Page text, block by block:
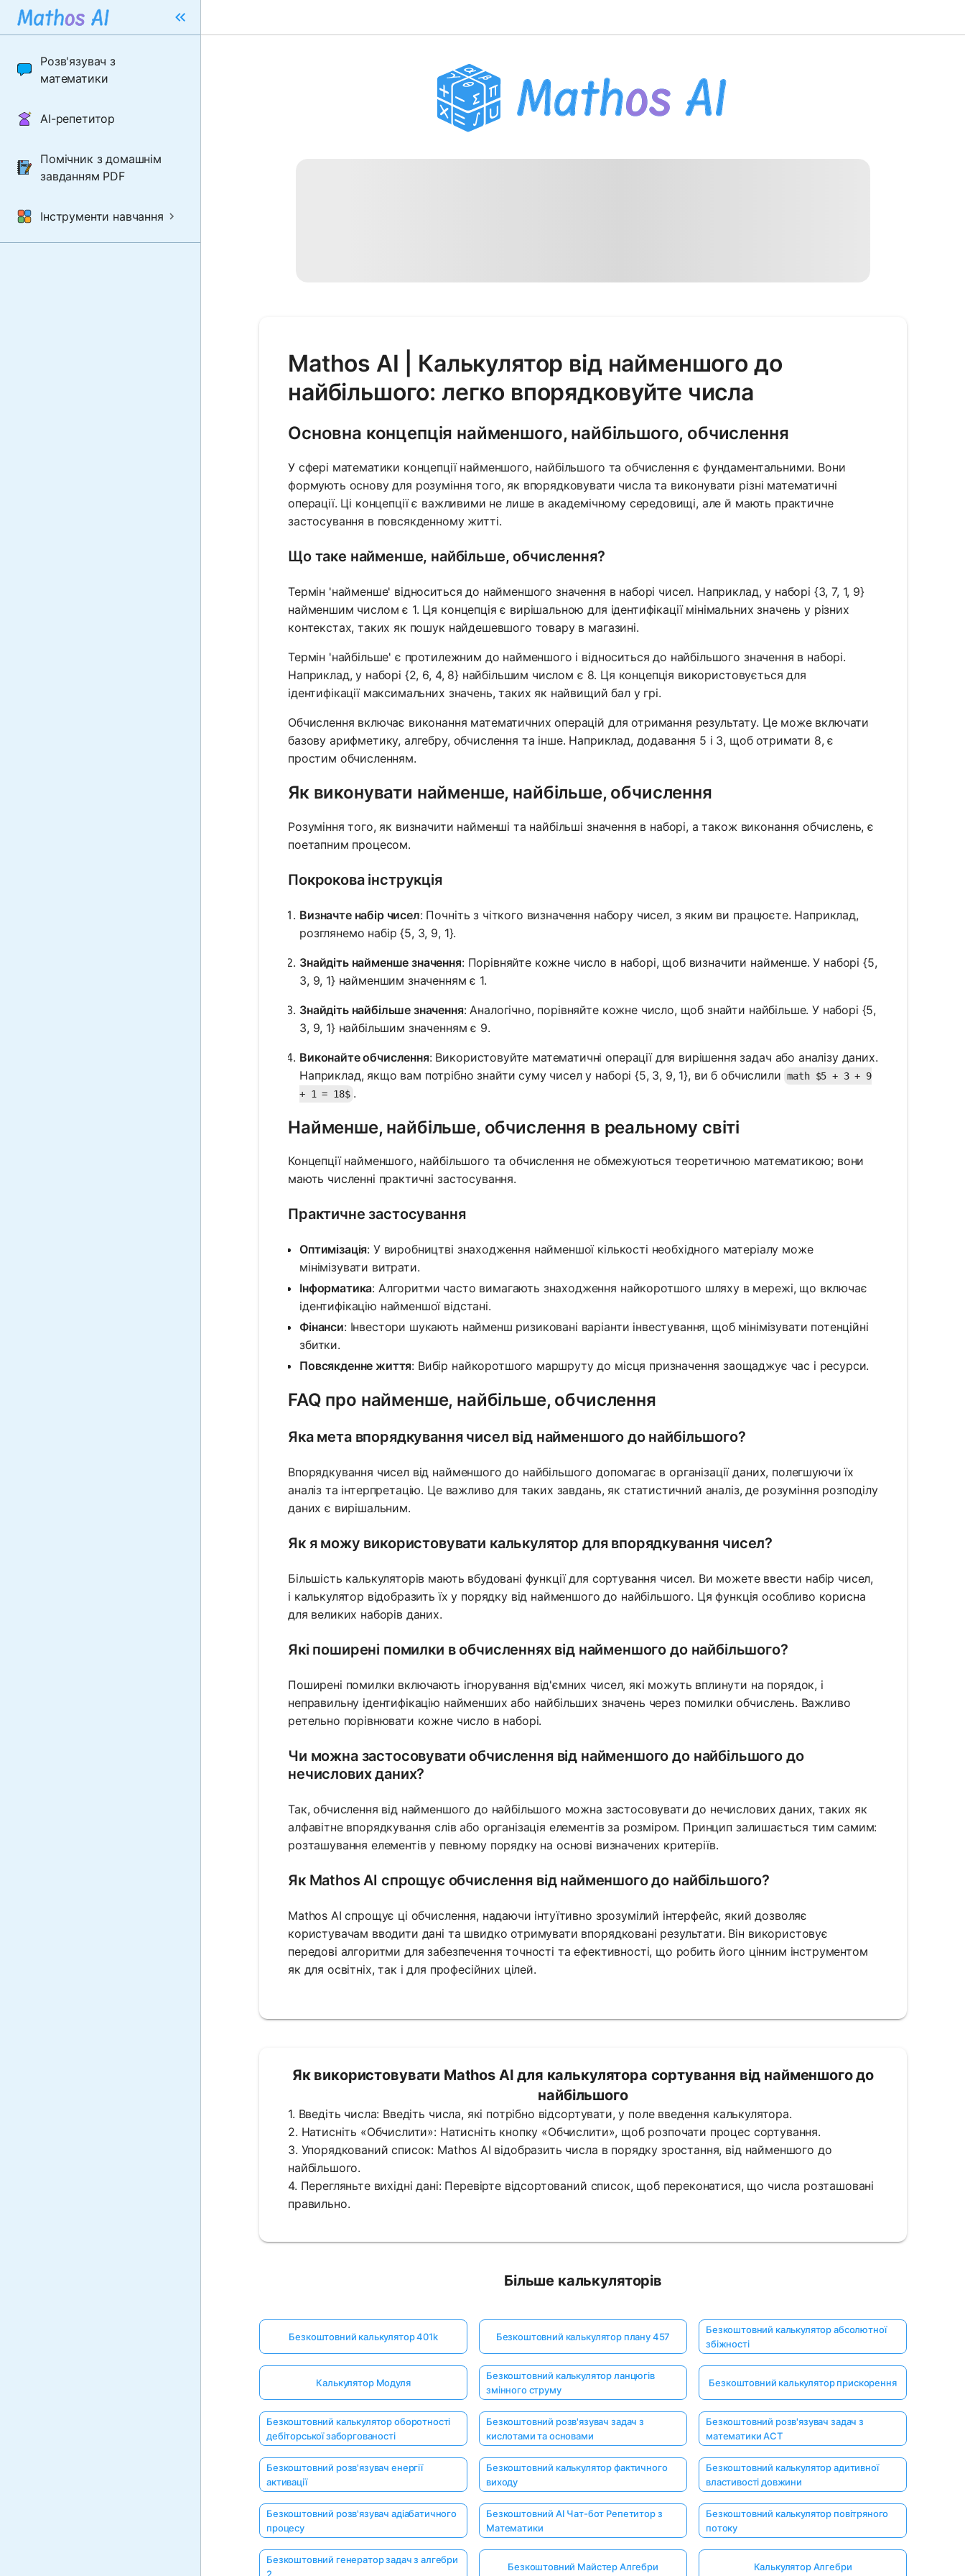
Розв'язувач з
математики
AI-репетитор
Помічник з домашнім
завданням PDF
Інструменти навчання
Mathos AI | Калькулятор від найменшого до
найбільшого: легко впорядковуйте числа
Основна концепція найменшого, найбільшого, обчислення
У сфері математики концепції найменшого, найбільшого та обчислення є фундаментальними. Вони
формують основу для розуміння того, як впорядковувати числа та виконувати різні математичні
операції. Ці концепції є важливими не лише в академічному середовищі, але й мають практичне
застосування в повсякденному житті.
Що таке найменше, найбільше, обчислення?
Термін 'найменше' відноситься до найменшого значення в наборі чисел. Наприклад, у наборі {3, 7, 1, 9}
найменшим числом є 1. Ця концепція є вирішальною для ідентифікації мінімальних значень у різних
контекстах, таких як пошук найдешевшого товару в магазині.
Термін 'найбільше' є протилежним до найменшого і відноситься до найбільшого значення в наборі.
Наприклад, у наборі {2, 6, 4, 8} найбільшим числом є 8. Ця концепція використовується для
ідентифікації максимальних значень, таких як найвищий бал у грі.
Обчислення включає виконання математичних операцій для отримання результату. Це може включати
базову арифметику, алгебру, обчислення та інше. Наприклад, додавання 5 і 3, щоб отримати 8, є
простим обчисленням.
Як виконувати найменше, найбільше, обчислення
Розуміння того, як визначити найменші та найбільші значення в наборі, а також виконання обчислень, є
поетапним процесом.
Покрокова інструкція
Визначте набір чисел: Почніть з чіткого визначення набору чисел, з яким ви працюєте. Наприклад,
розглянемо набір {5, 3, 9, 1}.
Знайдіть найменше значення: Порівняйте кожне число в наборі, щоб визначити найменше. У наборі {5,
3, 9, 1} найменшим значенням є 1.
Знайдіть найбільше значення: Аналогічно, порівняйте кожне число, щоб знайти найбільше. У наборі {5,
3, 9, 1} найбільшим значенням є 9.
Виконайте обчислення: Використовуйте математичні операції для вирішення задач або аналізу даних.
Наприклад, якщо вам потрібно знайти суму чисел у наборі {5, 3, 9, 1}, ви б обчислили math $5 + 3 + 9
+ 1 = 18$ .
Найменше, найбільше, обчислення в реальному світі
Концепції найменшого, найбільшого та обчислення не обмежуються теоретичною математикою; вони
мають численні практичні застосування.
Практичне застосування
Оптимізація: У виробництві знаходження найменшої кількості необхідного матеріалу може
мінімізувати витрати.
Інформатика: Алгоритми часто вимагають знаходження найкоротшого шляху в мережі, що включає
ідентифікацію найменшої відстані.
Фінанси: Інвестори шукають найменш ризиковані варіанти інвестування, щоб мінімізувати потенційні
збитки.
Повсякденне життя: Вибір найкоротшого маршруту до місця призначення заощаджує час і ресурси.
FAQ про найменше, найбільше, обчислення
Яка мета впорядкування чисел від найменшого до найбільшого?
Впорядкування чисел від найменшого до найбільшого допомагає в організації даних, полегшуючи їх
аналіз та інтерпретацію. Це важливо для таких завдань, як статистичний аналіз, де розуміння розподілу
даних є вирішальним.
Як я можу використовувати калькулятор для впорядкування чисел?
Більшість калькуляторів мають вбудовані функції для сортування чисел. Ви можете ввести набір чисел,
і калькулятор відобразить їх у порядку від найменшого до найбільшого. Ця функція особливо корисна
для великих наборів даних.
Які поширені помилки в обчисленнях від найменшого до найбільшого?
Поширені помилки включають ігнорування від'ємних чисел, які можуть вплинути на порядок, і
неправильну ідентифікацію найменших або найбільших значень через помилки обчислень. Важливо
ретельно порівнювати кожне число в наборі.
Чи можна застосовувати обчислення від найменшого до найбільшого до
нечислових даних?
Так, обчислення від найменшого до найбільшого можна застосовувати до нечислових даних, таких як
алфавітне впорядкування слів або організація елементів за розміром. Принцип залишається тим самим:
розташування елементів у певному порядку на основі визначених критеріїв.
Як Mathos AI спрощує обчислення від найменшого до найбільшого?
Mathos AI спрощує ці обчислення, надаючи інтуїтивно зрозумілий інтерфейс, який дозволяє
користувачам вводити дані та швидко отримувати впорядковані результати. Він використовує
передові алгоритми для забезпечення точності та ефективності, що робить його цінним інструментом
як для освітніх, так і для професійних цілей.
Як використовувати Mathos AI для калькулятора сортування від найменшого до
найбільшого
1. Введіть числа: Введіть числа, які потрібно відсортувати, у поле введення калькулятора.
2. Натисніть «Обчислити»: Натисніть кнопку «Обчислити», щоб розпочати процес сортування.
3. Упорядкований список: Mathos AI відобразить числа в порядку зростання, від найменшого до
найбільшого.
4. Перегляньте вихідні дані: Перевірте відсортований список, щоб переконатися, що числа розташовані
правильно.
Більше калькуляторів
Безкоштовний калькулятор 401k Безкоштовний калькулятор плану 457
Безкоштовний калькулятор абсолютної
збіжності
Калькулятор Модуля
Безкоштовний калькулятор ланцюгів
змінного струму
Безкоштовний калькулятор прискорення
Безкоштовний калькулятор оборотності
дебіторської заборгованості
Безкоштовний розв'язувач задач з
кислотами та основами
Безкоштовний розв'язувач задач з
математики ACT
Безкоштовний розв'язувач енергії
активації
Безкоштовний калькулятор фактичного
виходу
Безкоштовний калькулятор адитивної
властивості довжини
Безкоштовний розв'язувач адіабатичного
процесу
Безкоштовний AI Чат-бот Репетитор з
Математики
Безкоштовний калькулятор повітряного
потоку
Безкоштовний генератор задач з алгебри
Безкоштовний Майстер Алгебри Калькулятор Алгебри